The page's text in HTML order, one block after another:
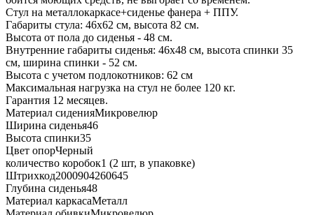
Стул на металлокаркасе+сиденье фанера + ППУ.
Габариты стула: 46х62 см, высота 82 см.
Высота от пола до сиденья - 48 см.
Внутренние габариты сиденья: 46х48 см, высота спинки 35
см, ширина спинки - 52 см.
Высота с учетом подлокотников: 62 см
Максимальная нагрузка на стул не более 120 кг.
Гарантия 12 месяцев.
Материал сиденияМикровелюр
Ширина сиденья46
Высота спинки35
Цвет опорЧерный
количество коробок1 (2 шт, в упаковке)
Штрихкод2000904260645
Глубина сиденья48
Материал каркасаМеталл